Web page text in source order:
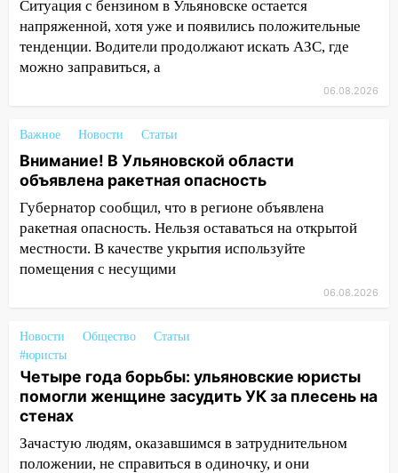
10:27 Где есть бензин в Ульяновске
днем 6 августа: список АЗС
10:16
Внимание! В Ульяновской области
51-летний мужчина
09:50 В Ульяновске черный коршун
застрял в тепловозе
09:44 Ульяновские спасатели помогли
юному велосипедисту на улице
Чернышевского
В Заволжском районе украли два
07:18
В Ульяновск идет
тридцатиградусная жара: какая будет
погода в четверг
06:00
юристы помогли женщине засудить УК
за плесень на стенах
Ситуация с бензином в Ульяновске остается
напряженной, хотя уже и появились положительные
тенденции. Водители продолжают искать АЗС, где
можно заправиться, а
06.08.2026
Важное Новости Статьи
Внимание! В Ульяновской области
объявлена ракетная опасность
Губернатор сообщил, что в регионе объявлена
ракетная опасность. Нельзя оставаться на открытой
местности. В качестве укрытия используйте
помещения с несущими
06.08.2026
Новости Общество
Статьи
#юристы
Четыре года борьбы: ульяновские юристы
помогли женщине засудить УК за плесень на
стенах
Зачастую людям, оказавшимся в затруднительном
положении, не справиться в одиночку, и они